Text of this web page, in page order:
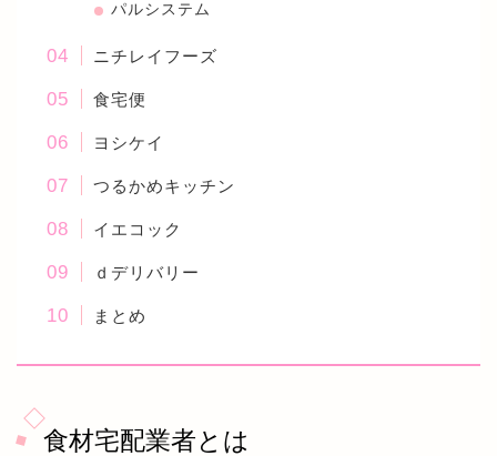
パルシステム
ニチレイフーズ
食宅便
ヨシケイ
つるかめキッチン
イエコック
ｄデリバリー
まとめ
食材宅配業者とは